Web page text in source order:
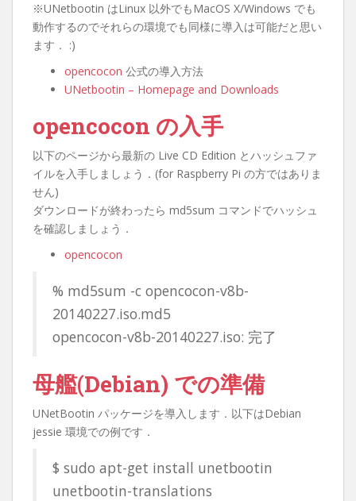
※UNetbootin はLinux 以外でもMacOS X/Windows でも
動作するのでそれらの環境でも同様に導入は可能だと思い
ます． :)
opencocon 公式の導入方法
UNetbootin – Homepage and Downloads
opencocon の入手
以下のページから最新の Live CD Edition とハッシュファ
イルを入手しましょう．(for Raspberry Pi の方ではありま
せん)
ダウンロードが終わったら md5sum コマンドでハッシュ
を確認しましょう．
opencocon
% md5sum -c opencocon-v8b-
20140227.iso.md5
opencocon-v8b-20140227.iso: 完了
母艦(Debian) での準備
UNetBootin パッケージを導入します．以下はDebian
jessie 環境での例です．
$ sudo apt-get install unetbootin
unetbootin-translations